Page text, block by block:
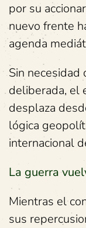
por su
nuevo frente
agenda
Sin necesidad
deliberada, el
desplaza
lógica
internacional
La guerra
Mientras el
sus